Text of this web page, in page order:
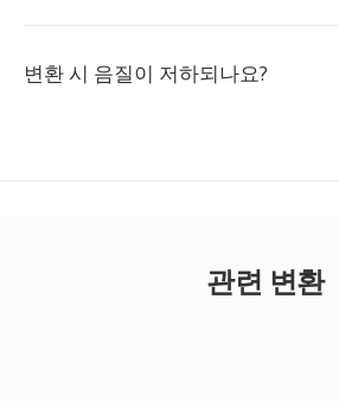
변환 시 음질이 저하되나요?
관련 변환